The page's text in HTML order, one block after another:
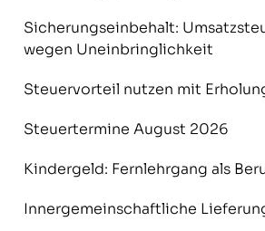
Sicherungseinbehalt:
wegen Uneinbringlichkeit
Steuervorteil nutzen mit
Steuertermine August 2026
Kindergeld: Fernlehrgang als
Innergemeinschaftliche